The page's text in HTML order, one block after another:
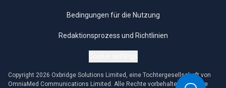
Bedingungen für die Nutzung
Redaktionsprozess und Richtlinien
Copyright 2026 Oxbridge Solutions Limited, eine Tochtergesellschaft von
OmniaMed Communications Limited. Alle Rechte vorbehalten. Jegliche